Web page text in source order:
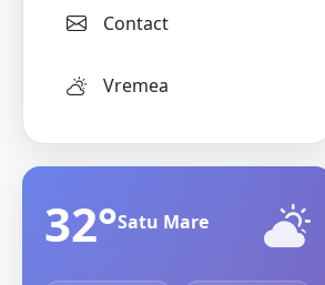
Contact
Vremea
32°Satu Mare